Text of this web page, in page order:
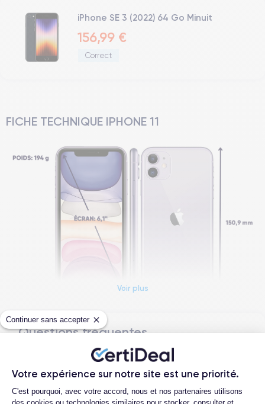
Continuer sans accepter
Votre expérience sur notre site est une priorité.
Plateforme de Gestion du
C'est pourquoi, avec votre accord, nous et nos partenaires utilisons
iPhone SE 3 (2022) 64 Go Minuit
156,99 €
Correct
FICHE TECHNIQUE IPHONE 11
Dimensions et poids iPhone 11
10/09/2019
Système exploit.
iOS (iOS 26)
Dimensions Poids
Voir plus
Questions fréquentes
Quelle est la différence entre un iPhone
11 d'occasion et un iPhone 11